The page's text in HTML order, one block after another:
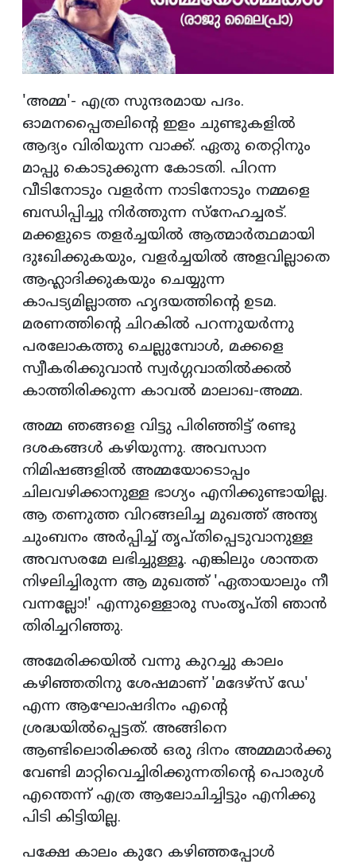
'അമ്മ'- എത്ര സുന്ദരമായ പദം.
ഓമനപ്പൈതലിന്റെ ഇളം ചുണ്ടുകളില്‍
ആദ്യം വിരിയുന്ന വാക്ക്. ഏതു തെറ്റിനും
മാപ്പു കൊടുക്കുന്ന കോടതി. പിറന്ന
വീടിനോടും വളര്‍ന്ന നാടിനോടും നമ്മളെ
ബന്ധിപ്പിച്ചു നിര്‍ത്തുന്ന സ്‌നേഹച്ചരട്.
മക്കളുടെ തളര്‍ച്ചയില്‍ ആത്മാര്‍ത്ഥമായി
ദുഃഖിക്കുകയും, വളര്‍ച്ചയില്‍ അളവില്ലാതെ
ആഹ്ലാദിക്കുകയും ചെയ്യുന്ന
കാപട്യമില്ലാത്ത ഹൃദയത്തിന്റെ ഉടമ.
മരണത്തിന്റെ ചിറകില്‍ പറന്നുയര്‍ന്നു
പരലോകത്തു ചെല്ലുമ്പോള്‍, മക്കളെ
സ്വീകരിക്കുവാന്‍ സ്വര്‍ഗ്ഗവാതില്‍ക്കല്‍
കാത്തിരിക്കുന്ന കാവല്‍ മാലാഖ-അമ്മ.
അമ്മ ഞങ്ങളെ വിട്ടു പിരിഞ്ഞിട്ട് രണ്ടു
ദശകങ്ങള്‍ കഴിയുന്നു. അവസാന
നിമിഷങ്ങളില്‍ അമ്മയോടൊപ്പം
ചിലവഴിക്കാനുള്ള ഭാഗ്യം എനിക്കുണ്ടായില്ല.
ആ തണുത്ത വിറങ്ങലിച്ച മുഖത്ത് അന്ത്യ
ചുംബനം അര്‍പ്പിച്ച് തൃപ്തിപ്പെടുവാനുള്ള
അവസരമേ ലഭിച്ചുള്ളൂ. എങ്കിലും ശാന്തത
നിഴലിച്ചിരുന്ന ആ മുഖത്ത് 'ഏതായാലും നീ
വന്നല്ലോ!' എന്നുള്ളൊരു സംതൃപ്തി ഞാന്‍
തിരിച്ചറിഞ്ഞു.
അമേരിക്കയില്‍ വന്നു കുറച്ചു കാലം
കഴിഞ്ഞതിനു ശേഷമാണ് 'മദേഴ്‌സ് ഡേ'
എന്ന ആഘോഷദിനം എന്റെ
ശ്രദ്ധയില്‍പ്പെട്ടത്. അങ്ങിനെ
ആണ്ടിലൊരിക്കല്‍ ഒരു ദിനം അമ്മമാര്‍ക്കു
വേണ്ടി മാറ്റിവെച്ചിരിക്കുന്നതിന്റെ പൊരുള്‍
എന്തെന്ന് എത്ര ആലോചിച്ചിട്ടും എനിക്കു
പിടി കിട്ടിയില്ല.
പക്ഷേ കാലം കുറേ കഴിഞ്ഞപ്പോള്‍